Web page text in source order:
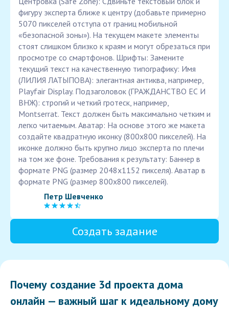
фигуру эксперта ближе к центру (добавьте примерно
5070 пикселей отступа от границ мобильной
«безопасной зоны»). На текущем макете элементы
стоят слишком близко к краям и могут обрезаться при
просмотре со смартфонов. Шрифты: Замените
текущий текст на качественную типографику: Имя
(ЛИЛИЯ ЛАТЫПОВА): элегантная антиква, например,
Playfair Display. Подзаголовок (ГРАЖДАНСТВО ЕС И
ВНЖ): строгий и четкий гротеск, например,
Montserrat. Текст должен быть максимально четким и
легко читаемым. Аватар: На основе этого же макета
создайте квадратную иконку (800х800 пикселей). На
иконке должно быть крупно лицо эксперта по плечи
на том же фоне. Требования к результату: Баннер в
формате PNG (размер 2048х1152 пикселя). Аватар в
формате PNG (размер 800х800 пикселей).
Петр Шевченко
Создать задание
Почему создание 3d проекта дома
онлайн — важный шаг к идеальному дому